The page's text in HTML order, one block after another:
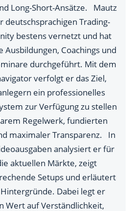
Long-Short-Ansätze. Mautz
deutschsprachigen Trading-
bestens vernetzt und hat
Ausbildungen, Coachings und
durchgeführt. Mit dem
verfolgt er das Ziel,
ein professionelles
zur Verfügung zu stellen
Regelwerk, fundierten
maximaler Transparenz. In
analysiert er für
aktuellen Märkte, zeigt
Setups und erläutert
Dabei legt er
Wert auf Verständlichkeit,